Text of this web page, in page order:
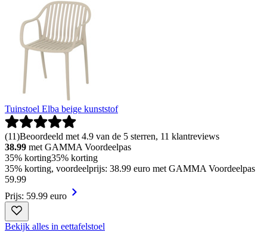
Tuinstoel Elba beige kunststof
(11)Beoordeeld met 4.9 van de 5 sterren, 11 klantreviews
38.99 met GAMMA Voordeelpas
35% korting35% korting
35% korting, voordeelprijs: 38.99 euro met GAMMA Voordeelpas
59.99
Prijs: 59.99 euro
Bekijk alles in eettafelstoel